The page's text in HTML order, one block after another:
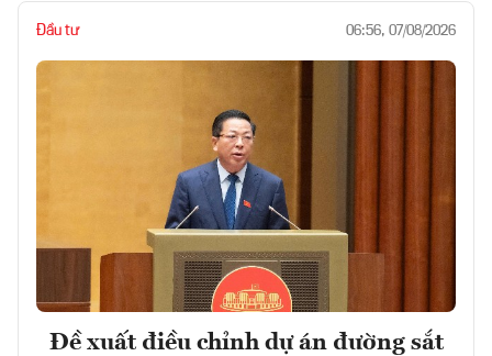
Đầu tư 06:56, 07/08/2026
Đề xuất điều chỉnh dự án đường sắt